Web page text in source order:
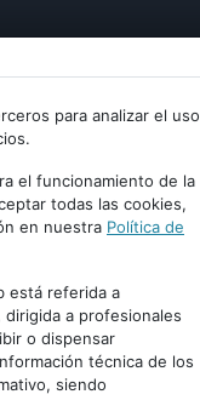
para analizar el uso
el funcionamiento de la
todas las cookies,
en nuestra Política de
está referida a
a profesionales
o dispensar
técnica de los
siendo